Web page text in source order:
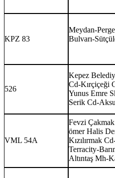
KPZ 83
Meydan-
Bulvarı-
526
Kepez
Cd-Kırçiçeği
Yunus Emre
Serik Cd-
VML 54A
Fevzi
ömer Halis
Kızılırmak
Terracity-
Altıntaş Mh-